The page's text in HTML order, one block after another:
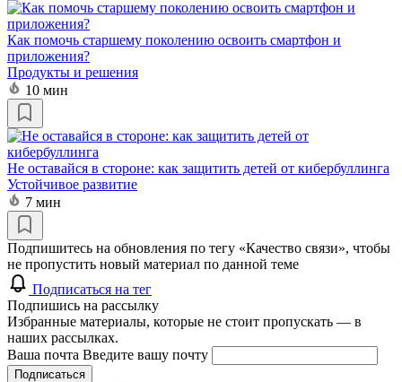
Как помочь старшему поколению освоить смартфон и
приложения?
Продукты и решения
10 мин
Не оставайся в стороне: как защитить детей от кибербуллинга
Устойчивое развитие
7 мин
Подпишитесь на обновления по тегу «Качество связи», чтобы
не пропустить новый материал по данной теме
Подписаться на тег
Подпишись на рассылку
Избранные материалы, которые не стоит пропускать — в
наших рассылках.
Ваша почта Введите вашу почту
Подписаться